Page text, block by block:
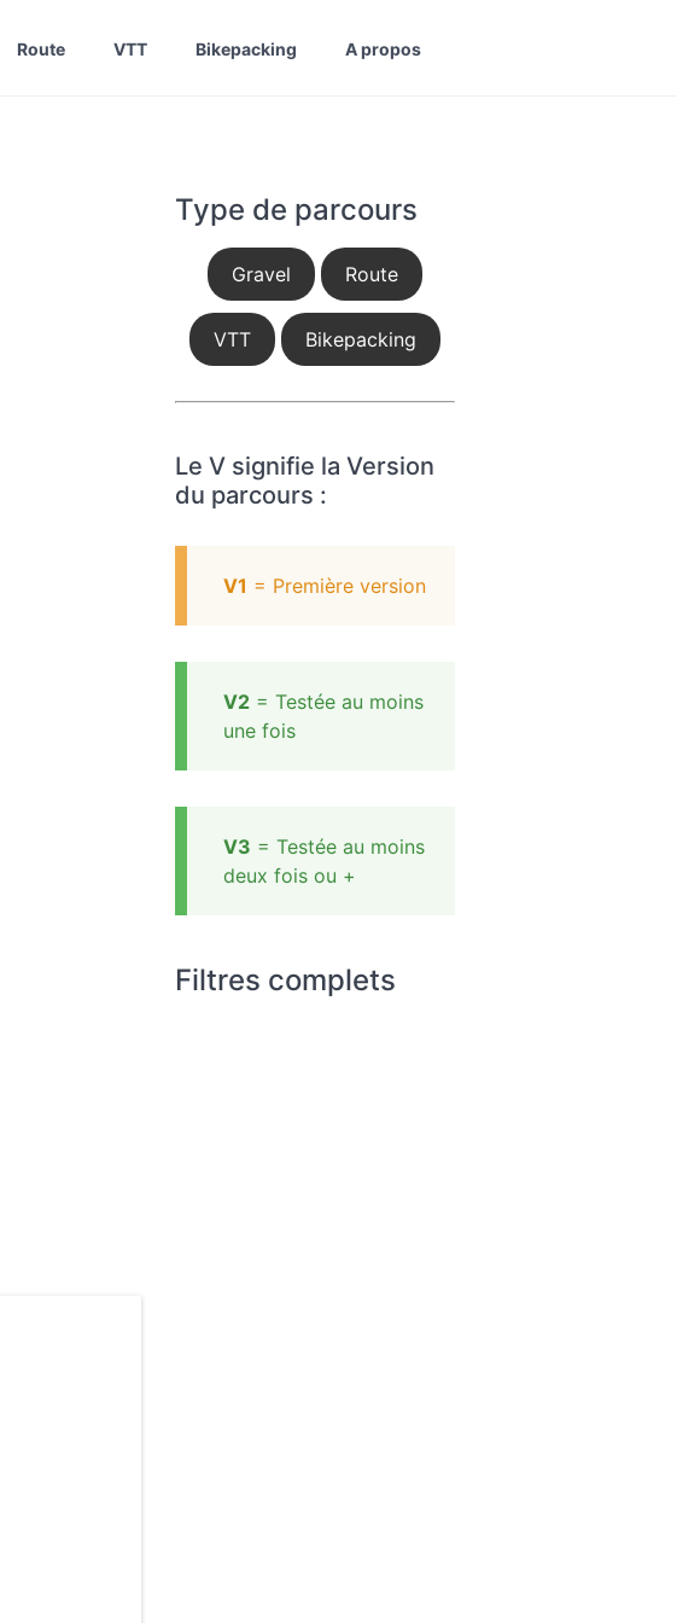
Route VTT Bikepacking A propos
Type de parcours
Gravel Route
VTT Bikepacking
Le V signifie la Version
du parcours :
V1 = Première version
V2 = Testée au moins
une fois
V3 = Testée au moins
deux fois ou +
Filtres complets